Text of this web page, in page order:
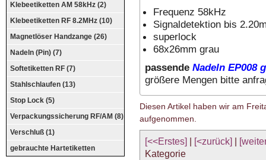
Klebeetiketten AM 58kHz (2)
Klebeetiketten RF 8.2MHz (10)
Magnetlöser Handzange (26)
Nadeln (Pin) (7)
Softetiketten RF (7)
Stahlschlaufen (13)
Stop Lock (5)
Verpackungssicherung RF/AM (8)
Verschluß (1)
gebrauchte Hartetiketten
Frequenz 58kHz
Signaldetektion bis
superlock
68x26mm grau
passende Nadeln EP008
größere Mengen bitte
Diesen Artikel haben wir am
aufgenommen.
[<<Erstes] [<zurück]
Kategorie